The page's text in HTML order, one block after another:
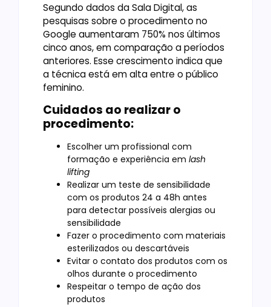
Segundo dados da Sala Digital, as
pesquisas sobre o procedimento no
Google aumentaram 750% nos últimos
cinco anos, em comparação a períodos
anteriores. Esse crescimento indica que
a técnica está em alta entre o público
feminino.
Cuidados ao realizar o
procedimento:
Escolher um profissional com
formação e experiência em lash
lifting
Realizar um teste de sensibilidade
com os produtos 24 a 48h antes
para detectar possíveis alergias ou
sensibilidade
Fazer o procedimento com materiais
esterilizados ou descartáveis
Evitar o contato dos produtos com os
olhos durante o procedimento
Respeitar o tempo de ação dos
produtos